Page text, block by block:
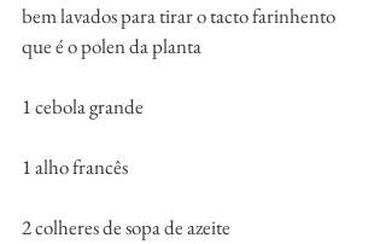
bem lavados para tirar o tacto farinhento
que é o polen da planta
1 cebola grande
1 alho francês
2 colheres de sopa de azeite